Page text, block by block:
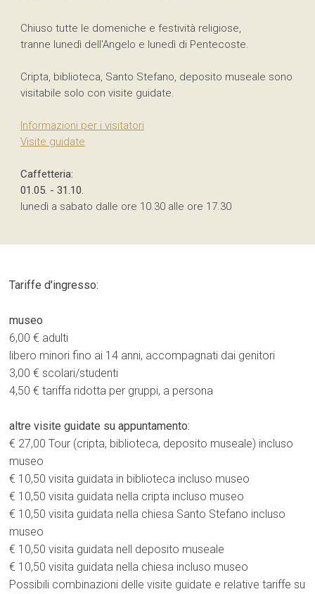
Chiuso tutte le domeniche e festività religiose,
tranne lunedì dell'Angelo e lunedì di Pentecoste.
Cripta, biblioteca, Santo Stefano, deposito museale sono
visitabile solo con visite guidate.
Informazioni per i visitatori
Visite guidate
Caffetteria:
01.05. - 31.10.
lunedì a sabato dalle ore 10.30 alle ore 17.30
Tariffe d'ingresso:
museo
6,00 € adulti
libero minori fino ai 14 anni, accompagnati dai genitori
3,00 € scolari/studenti
4,50 € tariffa ridotta per gruppi, a persona
altre visite guidate su appuntamento:
€ 27,00 Tour (cripta, biblioteca, deposito museale) incluso
museo
€ 10,50 visita guidata in biblioteca incluso museo
€ 10,50 visita guidata nella cripta incluso museo
€ 10,50 visita guidata nella chiesa Santo Stefano incluso
museo
€ 10,50 visita guidata nell deposito museale
€ 10,50 visita guidata nella chiesa incluso museo
Possibili combinazioni delle visite guidate e relative tariffe su